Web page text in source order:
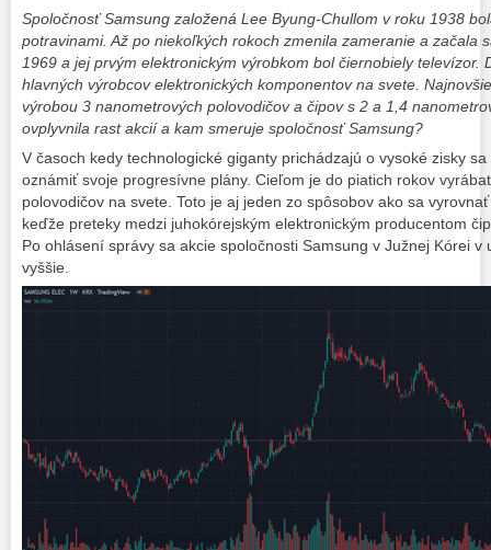
Spoločnosť Samsung založená Lee Byung-Chullom v roku 1938
potravinami. Až po niekoľkých rokoch zmenila zameranie a začala
1969 a jej prvým elektronickým výrobkom bol čiernobiely televízor.
hlavných výrobcov elektronických komponentov na svete.
výrobou 3 nanometrových polovodičov a čipov s 2 a 1,4
ovplyvnila rast akcií a kam smeruje spoločnosť Samsung?
V časoch kedy technologické giganty prichádzajú o vysoké zisky
oznámiť svoje progresívne plány. Cieľom je do piatich rokov
polovodičov na svete. Toto je aj jeden zo spôsobov ako sa
keďže preteky medzi juhokórejským elektronickým producentom
Po ohlásení správy sa akcie spoločnosti Samsung v Južnej Kórei v
vyššie.